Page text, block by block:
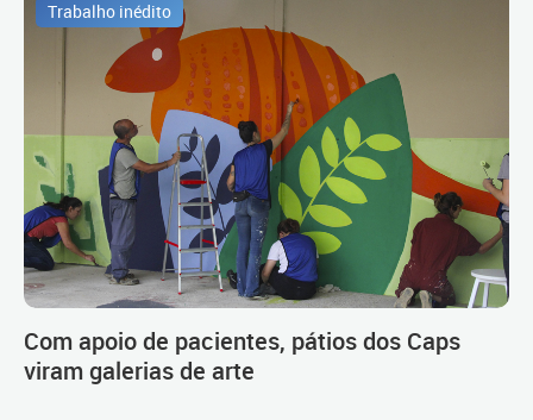
Trabalho inédito
Com apoio de pacientes, pátios dos Caps
viram galerias de arte